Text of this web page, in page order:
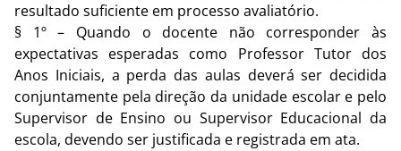
resultado suficiente em processo avaliatório.
§ 1º – Quando o docente não corresponder às
expectativas esperadas como Professor Tutor dos
Anos Iniciais, a perda das aulas deverá ser decidida
conjuntamente pela direção da unidade escolar e pelo
Supervisor de Ensino ou Supervisor Educacional da
escola, devendo ser justificada e registrada em ata.